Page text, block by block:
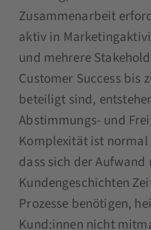
Zusammenarbeit
aktiv in
und mehrere
Customer Success bis
beteiligt sind,
Abstimmungs- und
Komplexität ist
dass sich der
Kundengeschichten
Prozesse benötigen,
Kund:innen nicht